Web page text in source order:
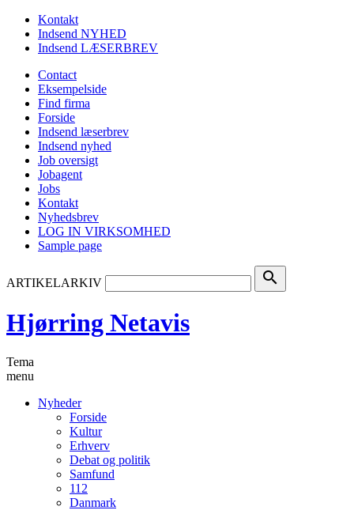
Kontakt
Indsend NYHED
Indsend LÆSERBREV
Contact
Eksempelside
Find firma
Forside
Indsend læserbrev
Indsend nyhed
Job oversigt
Jobagent
Jobs
Kontakt
Nyhedsbrev
LOG IN VIRKSOMHED
Sample page
ARTIKELARKIV search
Hjørring Netavis
Tema
menu
Nyheder
Forside
Kultur
Erhverv
Debat og politik
Samfund
112
Danmark